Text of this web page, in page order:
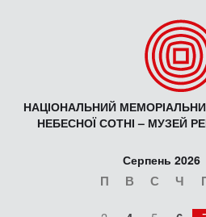
НАЦІОНАЛЬНИЙ
НЕБЕСНОЇ СОТНІ – МУЗЕЙ
Серпень 2026
П В С Ч